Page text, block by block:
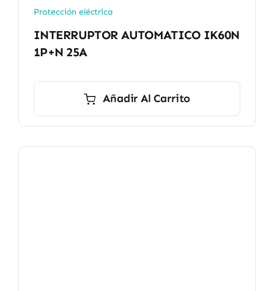
Protección eléctrica
INTERRUPTOR AUTOMATICO IK60N
1P+N 25A
Añadir Al Carrito